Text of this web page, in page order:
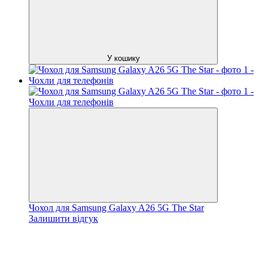
У кошику
Чохол для Samsung Galaxy A26 5G The Star
Залишити відгук